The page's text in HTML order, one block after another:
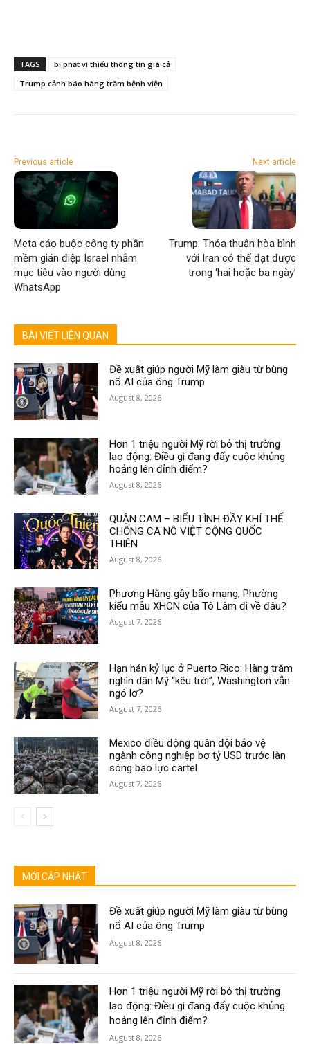
TAGS
bị phạt vì thiếu thông tin giá cả
Trump cảnh báo hàng trăm bệnh viện
Previous article
Meta cáo buộc công ty phần
mềm gián điệp Israel nhắm
mục tiêu vào người dùng
WhatsApp
Next article
Trump: Thỏa thuận hòa bình
với Iran có thể đạt được
trong ‘hai hoặc ba ngày’
BÀI VIẾT LIÊN QUAN
Đề xuất giúp người Mỹ làm giàu từ bùng
nổ AI của ông Trump
August 8, 2026
Hơn 1 triệu người Mỹ rời bỏ thị trường
lao động: Điều gì đang đẩy cuộc khủng
hoảng lên đỉnh điểm?
August 8, 2026
QUẬN CAM – BIỂU TÌNH ĐẦY KHÍ THẾ
CHỐNG CA NÔ VIỆT CỘNG QUỐC
THIÊN
August 8, 2026
Phương Hằng gây bão mạng, Phường
kiểu mẫu XHCN của Tô Lâm đi về đâu?
August 7, 2026
Hạn hán kỷ lục ở Puerto Rico: Hàng trăm
nghìn dân Mỹ “kêu trời”, Washington vẫn
ngó lơ?
August 7, 2026
Mexico điều động quân đội bảo vệ
ngành công nghiệp bơ tỷ USD trước làn
sóng bạo lực cartel
August 7, 2026
MỚI CẬP NHẬT
Đề xuất giúp người Mỹ làm giàu từ bùng
nổ AI của ông Trump
August 8, 2026
Hơn 1 triệu người Mỹ rời bỏ thị trường
lao động: Điều gì đang đẩy cuộc khủng
hoảng lên đỉnh điểm?
August 8, 2026